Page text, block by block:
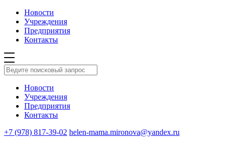
Новости
Учреждения
Предприятия
Контакты
Новости
Учреждения
Предприятия
Контакты
+7 (978) 817-39-02 helen-mama.mironova@yandex.ru